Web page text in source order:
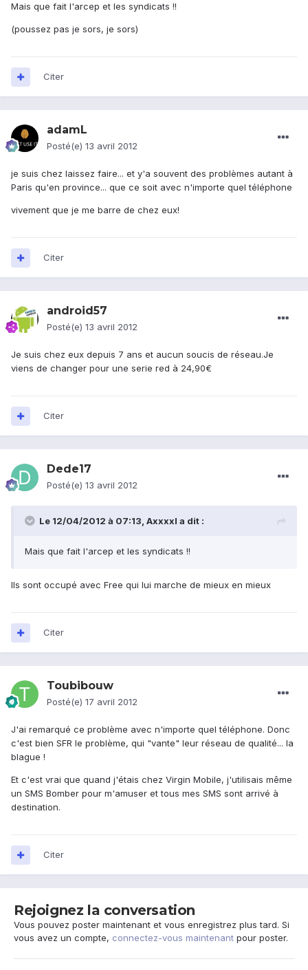
Mais que fait l'arcep et les syndicats !!
(poussez pas je sors, je sors)
Citer
adamL
Posté(e) 13 avril 2012
je suis chez laissez faire... et y'a souvent des problèmes autant à
Paris qu'en province... que ce soit avec n'importe quel téléphone
vivement que je me barre de chez eux!
Citer
android57
Posté(e) 13 avril 2012
Je suis chez eux depuis 7 ans et aucun soucis de réseau.Je
viens de changer pour une serie red à 24,90€
Citer
Dede17
Posté(e) 13 avril 2012
Le 12/04/2012 à 07:13, Axxxxl a dit :
Mais que fait l'arcep et les syndicats !!
Ils sont occupé avec Free qui lui marche de mieux en mieux
Citer
Toubibouw
Posté(e) 17 avril 2012
J'ai remarqué ce problème avec n'importe quel téléphone. Donc
c'est bien SFR le problème, qui "vante" leur réseau de qualité... la
blague !
Et c'est vrai que quand j'étais chez Virgin Mobile, j'utilisais même
un SMS Bomber pour m'amuser et tous mes SMS sont arrivé à
destination.
Citer
Rejoignez la conversation
Vous pouvez poster maintenant et vous enregistrez plus tard. Si
vous avez un compte, connectez-vous maintenant pour poster.